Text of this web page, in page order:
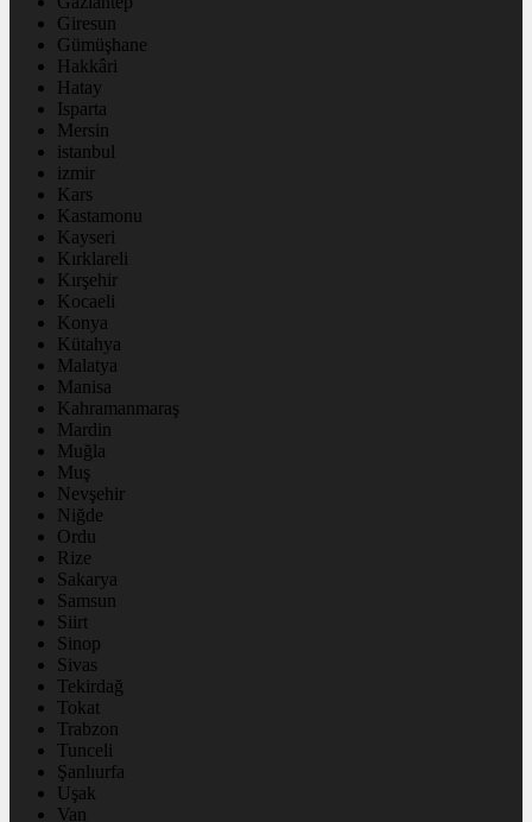
Giresun
Gümüşhane
Hakkâri
Hatay
Isparta
Mersin
istanbul
izmir
Kars
Kastamonu
Kayseri
Kırklareli
Kırşehir
Kocaeli
Konya
Kütahya
Malatya
Manisa
Kahramanmaraş
Mardin
Muğla
Muş
Nevşehir
Niğde
Ordu
Rize
Sakarya
Samsun
Siirt
Sinop
Sivas
Tekirdağ
Tokat
Trabzon
Tunceli
Şanlıurfa
Uşak
Van